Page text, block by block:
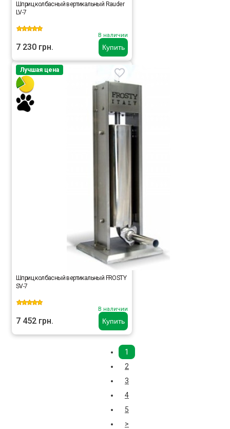
Купить
Шприц колбасный вертикальный Rauder
LV-7
В наличии
7 230 грн.
Купить
Лучшая цена
Шприц колбасный вертикальный FROSTY
SV-7
В наличии
7 452 грн.
1
2
3
4
5
>